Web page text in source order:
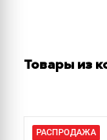
Товары из
РАСПРОДАЖА